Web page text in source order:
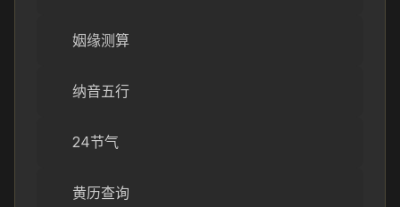
姻缘测算
纳音五行
24节气
黄历查询